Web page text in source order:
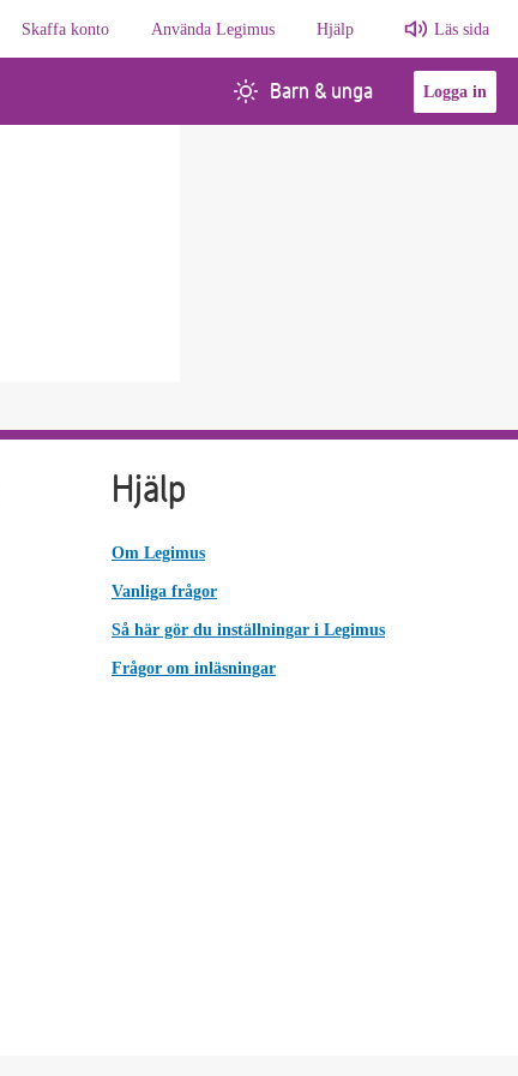
Skaffa konto Använda Legimus Hjälp Läs sida
Barn & unga Logga in
Hjälp
Om Legimus
Vanliga frågor
Så här gör du inställningar i Legimus
Frågor om inläsningar